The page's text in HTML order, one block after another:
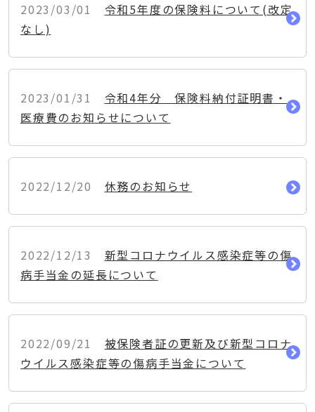
2023/03/01
令和5年度の保険料について(改定
なし)
2023/01/31
令和4年分 保険料納付証明書・
医療費のお知らせについて
2022/12/20 休務のお知らせ
2022/12/13
新型コロナウイルス感染症等の傷
病手当金の延長について
2022/09/21
被保険者証の更新及び新型コロナ
ウイルス感染症等の傷病手当金について